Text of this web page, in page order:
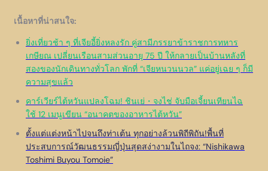
เนื้อหาที่น่าสนใจ:
ยิ่งเที่ยวช้า ๆ ที่เจียอี้ยิ่งหลงรัก คู่สามีภรรยาข้าราชการทหาร
เกษียณ เปลี่ยนเรือนสามส่วนอายุ 75 ปี ให้กลายเป็นบ้านหลังที่
สองของนักเดินทางทั่วโลก พักที่ “เจียหนวนนวล” แค่อยู่เฉย ๆ ก็มี
ความสุขแล้ว
คาร์เวียร์ไต้หวันแปลงโฉม! ชินเย่・จงไช่ จับมือเจี้ยนเทียนไฉ
ใช้ 12 เมนูเขียน “อนาคตของอาหารไต้หวัน”
ตั้งแต่แต่งหน้าไปจนถึงท่าเต้น ทุกอย่างล้วนพิถีพิถัน!พื้นที่
ประสบการณ์วัฒนธรรมญี่ปุ่นสุดสง่างามในไถจง: “Nishikawa
Toshimi Buyou Tomoie”